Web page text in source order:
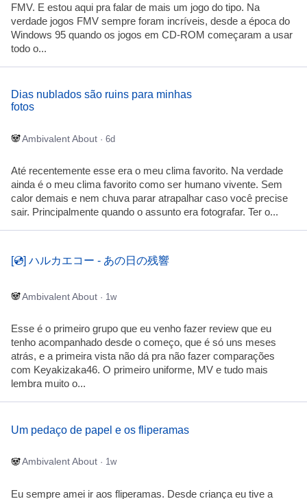
FMV. E estou aqui pra falar de mais um jogo do tipo. Na
verdade jogos FMV sempre foram incríveis, desde a época do
Windows 95 quando os jogos em CD-ROM começaram a usar
todo o...
Dias nublados são ruins para minhas
fotos
Ambivalent About · 6d
Até recentemente esse era o meu clima favorito. Na verdade
ainda é o meu clima favorito como ser humano vivente. Sem
calor demais e nem chuva parar atrapalhar caso você precise
sair. Principalmente quando o assunto era fotografar. Ter o...
[💿] ハルカエコー - あの日の残響
Ambivalent About · 1w
Esse é o primeiro grupo que eu venho fazer review que eu
tenho acompanhado desde o começo, que é só uns meses
atrás, e a primeira vista não dá pra não fazer comparações
com Keyakizaka46. O primeiro uniforme, MV e tudo mais
lembra muito o...
Um pedaço de papel e os fliperamas
Ambivalent About · 1w
Eu sempre amei ir aos fliperamas. Desde criança eu tive a